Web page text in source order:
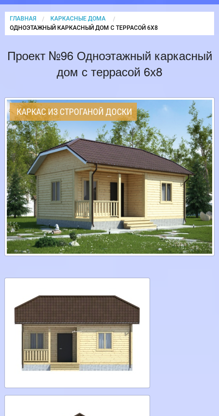
ГЛАВНАЯ
КАРКАСНЫЕ ДОМА
CURRENT:
ОДНОЭТАЖНЫЙ КАРКАСНЫЙ ДОМ С ТЕРРАСОЙ 6Х8
Проект №96 Одноэтажный каркасный
дом с террасой 6х8
КАРКАС ИЗ СТРОГАНОЙ ДОСКИ